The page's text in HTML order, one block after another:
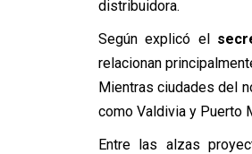
distribuidora.
Según explicó el
relacionan
Mientras ciudades del
como Valdivia y Puerto
Entre las alzas